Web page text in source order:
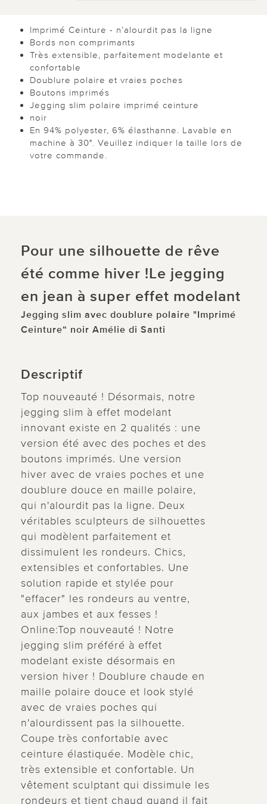
Imprimé Ceinture - n’alourdit pas la ligne
Bords non comprimants
Très extensible, parfaitement modelante et
confortable
Doublure polaire et vraies poches
Boutons imprimés
Jegging slim polaire imprimé ceinture
noir
En 94% polyester, 6% élasthanne. Lavable en
machine à 30°. Veuillez indiquer la taille lors de
votre commande.
Pour une silhouette de rêve
été comme hiver !Le jegging
en jean à super effet modelant
Jegging slim avec doublure polaire "Imprimé
Ceinture“ noir Amélie di Santi
Descriptif
Top nouveauté ! Désormais, notre
jegging slim à effet modelant
innovant existe en 2 qualités : une
version été avec des poches et des
boutons imprimés. Une version
hiver avec de vraies poches et une
doublure douce en maille polaire,
qui n'alourdit pas la ligne. Deux
véritables sculpteurs de silhouettes
qui modèlent parfaitement et
dissimulent les rondeurs. Chics,
extensibles et confortables. Une
solution rapide et stylée pour
"effacer" les rondeurs au ventre,
aux jambes et aux fesses !
Online:Top nouveauté ! Notre
jegging slim préféré à effet
modelant existe désormais en
version hiver ! Doublure chaude en
maille polaire douce et look stylé
avec de vraies poches qui
n'alourdissent pas la silhouette.
Coupe très confortable avec
ceinture élastiquée. Modèle chic,
très extensible et confortable. Un
vêtement sculptant qui dissimule les
rondeurs et tient chaud quand il fait